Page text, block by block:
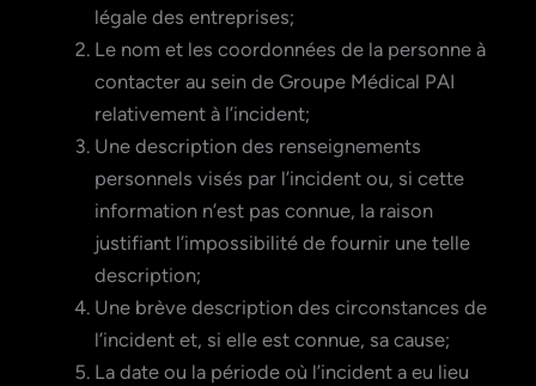
légale des entreprises;
Le nom et les coordonnées de la personne à
contacter au sein de Groupe Médical PAI
relativement à l’incident;
Une description des renseignements
personnels visés par l’incident ou, si cette
information n’est pas connue, la raison
justifiant l’impossibilité de fournir une telle
description;
Une brève description des circonstances de
l’incident et, si elle est connue, sa cause;
La date ou la période où l’incident a eu lieu